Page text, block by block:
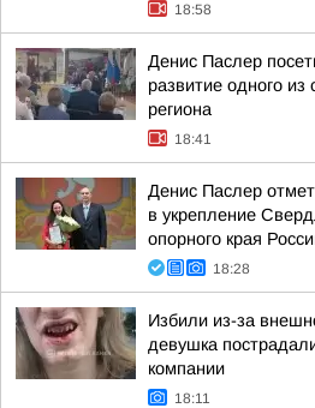
18:58
Денис Паслер
развитие одного из
региона
18:41
Денис Паслер
в укрепление
опорного края
18:28
Избили из-за
девушка
компании
18:11